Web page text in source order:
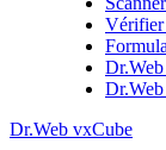
Vérifier
Dr.Web vxCube